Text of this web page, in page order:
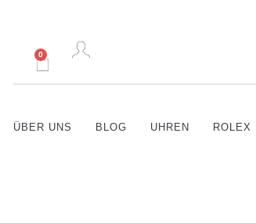
0
ÜBER UNS BLOG UHREN ROLEX